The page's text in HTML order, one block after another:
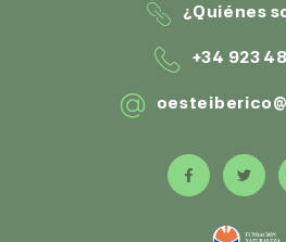
¿Quiénes
+34 923